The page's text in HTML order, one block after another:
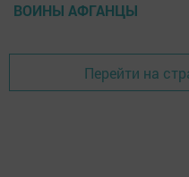
ВОИНЫ АФГАНЦЫ
Перейти на